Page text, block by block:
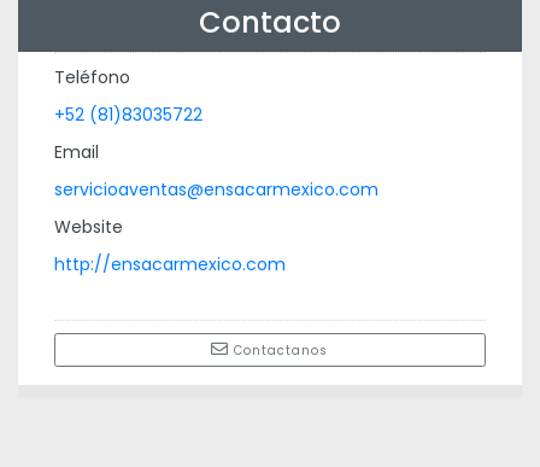
Contacto
Teléfono
+52 (81)83035722
Email
servicioaventas@ensacarmexico.com
Website
http://ensacarmexico.com
Contactanos